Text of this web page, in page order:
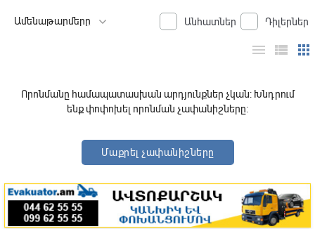
Անհատներ Դիլերներ
apps
view_list
menu
Որոնմանը համապատասխան արդյունքներ չկան: Խնդրում
ենք փոփոխել որոնման չափանիշները:
Մաքրել չափանիշները